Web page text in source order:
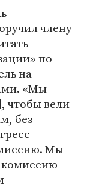
члену
по
на
«Мы
чтобы вели
без
Мы
комиссию